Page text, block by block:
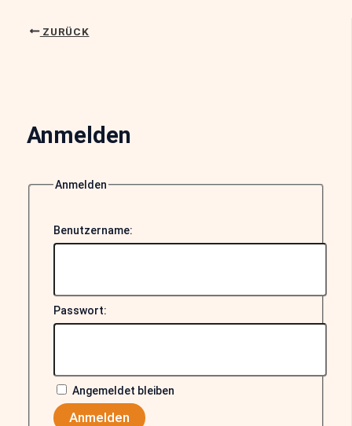
ZURÜCK
Anmelden
Anmelden
Benutzername:
Passwort:
Angemeldet bleiben
Anmelden